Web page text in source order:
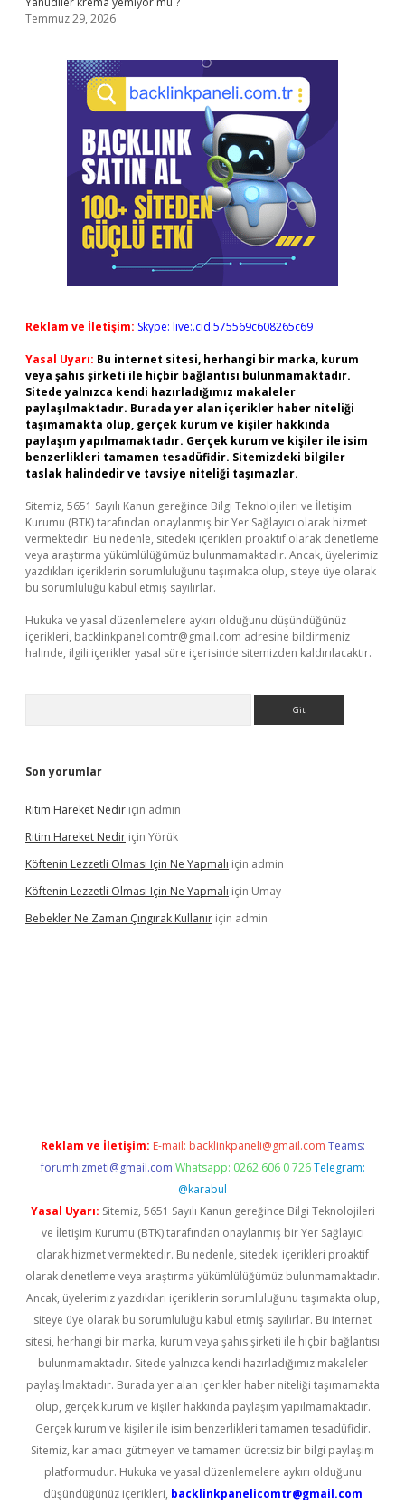
Temmuz 29, 2026
Reklam ve İletişim: Skype: live:.cid.575569c608265c69
Yasal Uyarı: Bu internet sitesi, herhangi bir marka, kurum
veya şahıs şirketi ile hiçbir bağlantısı bulunmamaktadır.
Sitede yalnızca kendi hazırladığımız makaleler
paylaşılmaktadır. Burada yer alan içerikler haber niteliği
taşımamakta olup, gerçek kurum ve kişiler hakkında
paylaşım yapılmamaktadır. Gerçek kurum ve kişiler ile isim
benzerlikleri tamamen tesadüfidir. Sitemizdeki bilgiler
taslak halindedir ve tavsiye niteliği taşımazlar.
Sitemiz, 5651 Sayılı Kanun gereğince Bilgi Teknolojileri ve İletişim
Kurumu (BTK) tarafından onaylanmış bir Yer Sağlayıcı olarak hizmet
vermektedir. Bu nedenle, sitedeki içerikleri proaktif olarak denetleme
veya araştırma yükümlülüğümüz bulunmamaktadır. Ancak, üyelerimiz
yazdıkları içeriklerin sorumluluğunu taşımakta olup, siteye üye olarak
bu sorumluluğu kabul etmiş sayılırlar.
Hukuka ve yasal düzenlemelere aykırı olduğunu düşündüğünüz
içerikleri, backlinkpanelicomtr@gmail.com adresine bildirmeniz
halinde, ilgili içerikler yasal süre içerisinde sitemizden kaldırılacaktır.
Son yorumlar
Ritim Hareket Nedir için admin
Ritim Hareket Nedir için Yörük
Köftenin Lezzetli Olması Için Ne Yapmalı için admin
Köftenin Lezzetli Olması Için Ne Yapmalı için Umay
Bebekler Ne Zaman Çıngırak Kullanır için admin
Reklam ve İletişim: E-mail: backlinkpaneli@gmail.com Teams:
forumhizmeti@gmail.com Whatsapp: 0262 606 0 726 Telegram:
@karabul
Yasal Uyarı: Sitemiz, 5651 Sayılı Kanun gereğince Bilgi Teknolojileri
ve İletişim Kurumu (BTK) tarafından onaylanmış bir Yer Sağlayıcı
olarak hizmet vermektedir. Bu nedenle, sitedeki içerikleri proaktif
olarak denetleme veya araştırma yükümlülüğümüz bulunmamaktadır.
Ancak, üyelerimiz yazdıkları içeriklerin sorumluluğunu taşımakta olup,
siteye üye olarak bu sorumluluğu kabul etmiş sayılırlar. Bu internet
sitesi, herhangi bir marka, kurum veya şahıs şirketi ile hiçbir bağlantısı
bulunmamaktadır. Sitede yalnızca kendi hazırladığımız makaleler
paylaşılmaktadır. Burada yer alan içerikler haber niteliği taşımamakta
olup, gerçek kurum ve kişiler hakkında paylaşım yapılmamaktadır.
Gerçek kurum ve kişiler ile isim benzerlikleri tamamen tesadüfidir.
Sitemiz, kar amacı gütmeyen ve tamamen ücretsiz bir bilgi paylaşım
platformudur. Hukuka ve yasal düzenlemelere aykırı olduğunu
düşündüğünüz içerikleri, backlinkpanelicomtr@gmail.com